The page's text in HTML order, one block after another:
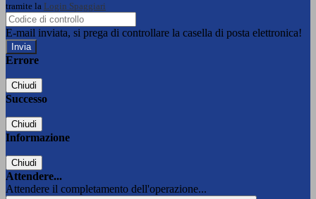
tramite la Login Spaggiari
E-mail inviata, si prega di controllare la casella di posta elettronica!
Errore
Chiudi
Successo
Chiudi
Informazione
Chiudi
Attendere...
Attendere il completamento dell'operazione...